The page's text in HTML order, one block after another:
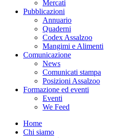
Mercati
Pubblicazioni
Annuario
Quaderni
Codex Assalzoo
Mangimi e Alimenti
Comunicazione
News
Comunicati stampa
Posizioni Assalzoo
Formazione ed eventi
Eventi
We Feed
Home
Chi siamo